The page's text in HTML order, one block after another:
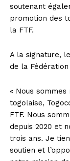
soutenant
promotion des
la FTF.
A la signature,
de la
« Nous
togolaise,
FTF. Nous
depuis 2020 et
trois ans. Je
soutien et